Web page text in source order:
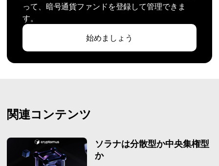
って、暗号通貨ファンドを登録して管理できま
す。
始めましょう
関連コンテンツ
ソラナは分散型か中央集権型
か